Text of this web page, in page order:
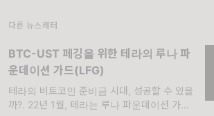
다른 뉴스레터
BTC-UST 페깅을 위한 테라의 루나 파
운데이션 가드(LFG)
테라의 비트코인 준비금 시대, 성공할 수 있을
까?. 22년 1월, 테라는 루나 파운데이션 가드